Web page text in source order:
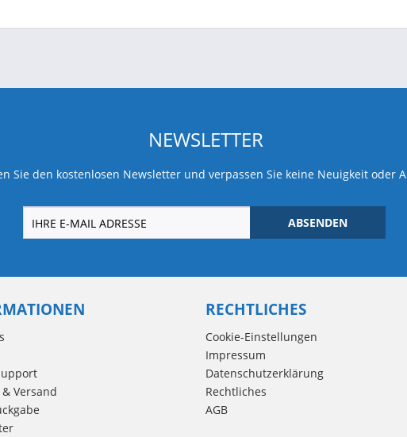
NEWSLETTER
Sie den kostenlosen Newsletter und verpassen Sie keine Neuigkeit oder
ABSENDEN
Versand
RECHTLICHES
Cookie-Einstellungen
Impressum
Datenschutzerklärung
Rechtliches
AGB